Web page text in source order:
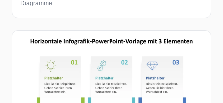
Diagramme